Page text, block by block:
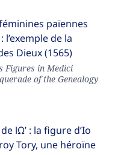
païennes
de la
Dieux (1565)
Figures in Medici
of the Genealogy
ΙΩ’ : la figure d’Io
Tory, une héroïne